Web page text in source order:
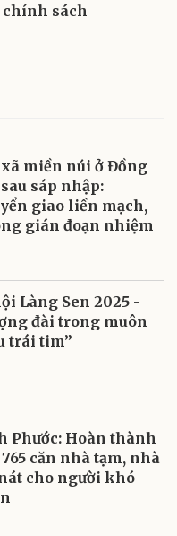
sách
xã miền núi ở Đồng
sáp nhập:
giao liền mạch,
gián đoạn nhiệm
Làng Sen 2025 -
đài trong muôn
trái tim”
Phước: Hoàn thành
căn nhà tạm, nhà
cho người khó